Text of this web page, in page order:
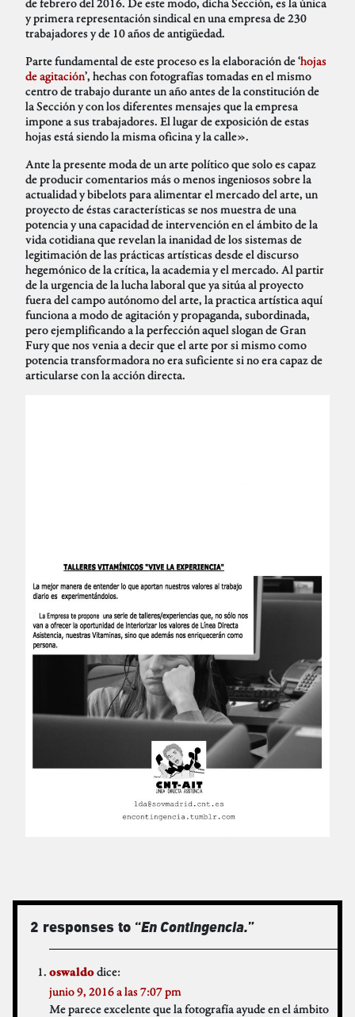
y primera representación sindical en una empresa de 230
trabajadores y de 10 años de antigüedad.
Parte fundamental de este proceso es la elaboración de ‘hojas
de agitación’, hechas con fotografías tomadas en el mismo
centro de trabajo durante un año antes de la constitución de
la Sección y con los diferentes mensajes que la empresa
impone a sus trabajadores. El lugar de exposición de estas
hojas está siendo la misma oficina y la calle».
Ante la presente moda de un arte político que solo es capaz
de producir comentarios más o menos ingeniosos sobre la
actualidad y bibelots para alimentar el mercado del arte, un
proyecto de éstas características se nos muestra de una
potencia y una capacidad de intervención en el ámbito de la
vida cotidiana que revelan la inanidad de los sistemas de
legitimación de las prácticas artísticas desde el discurso
hegemónico de la crítica, la academia y el mercado. Al partir
de la urgencia de la lucha laboral que ya sitúa al proyecto
fuera del campo autónomo del arte, la practica artística aquí
funciona a modo de agitación y propaganda, subordinada,
pero ejemplificando a la perfección aquel slogan de Gran
Fury que nos venia a decir que el arte por si mismo como
potencia transformadora no era suficiente si no era capaz de
articularse con la acción directa.
2 responses to “En Contingencia.”
oswaldodice:
junio 9, 2016 a las 7:07 pm
Me parece excelente que la fotografía ayude en el ámbito